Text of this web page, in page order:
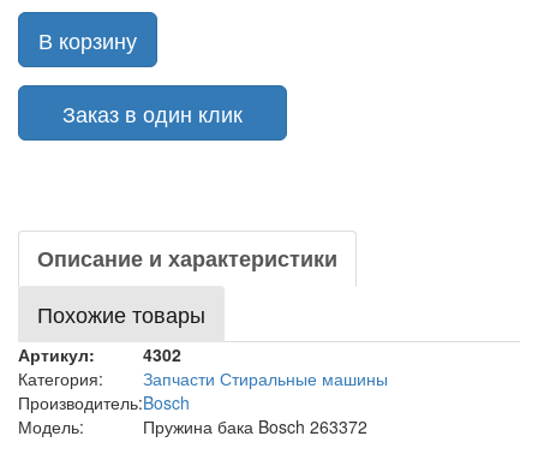
В корзину
Заказ в один клик
Описание и характеристики
Похожие товары
Артикул:
4302
Категория:
Запчасти Стиральные машины
Производитель:Bosch
Модель:
Пружина бака Bosch 263372